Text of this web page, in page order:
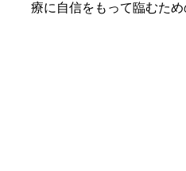
療に自信をもって臨むた